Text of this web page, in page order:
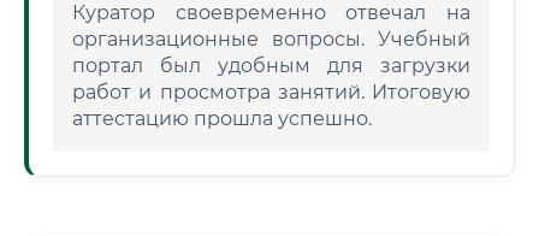
Куратор своевременно отвечал на
организационные вопросы. Учебный
портал был удобным для загрузки
работ и просмотра занятий. Итоговую
аттестацию прошла успешно.